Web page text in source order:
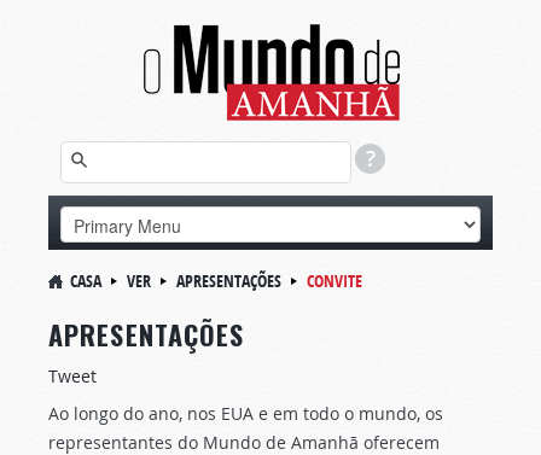
CASA VER APRESENTAÇÕES CONVITE
APRESENTAÇÕES
Tweet
Ao longo do ano, nos EUA e em todo o mundo, os
representantes do Mundo de Amanhã oferecem